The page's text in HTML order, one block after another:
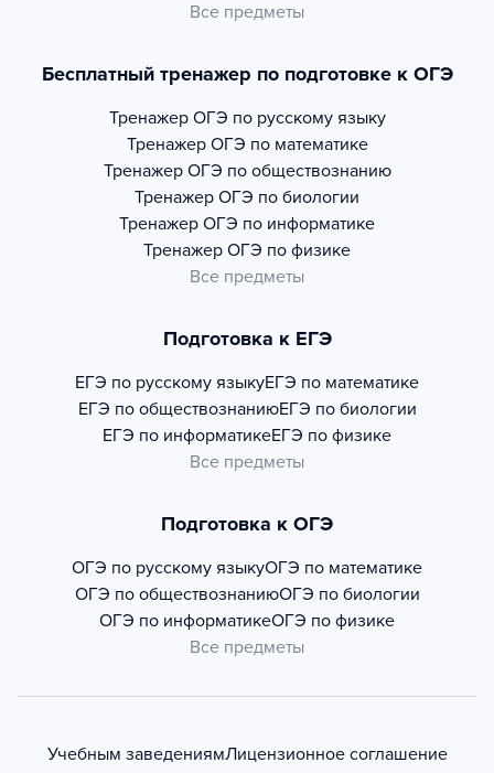
Все предметы
Бесплатный тренажер по подготовке к ОГЭ
Тренажер ОГЭ по русскому языку
Тренажер ОГЭ по математике
Тренажер ОГЭ по обществознанию
Тренажер ОГЭ по биологии
Тренажер ОГЭ по информатике
Тренажер ОГЭ по физике
Все предметы
Подготовка к ЕГЭ
ЕГЭ по русскому языкуЕГЭ по математике
ЕГЭ по обществознаниюЕГЭ по биологии
ЕГЭ по информатикеЕГЭ по физике
Все предметы
Подготовка к ОГЭ
ОГЭ по русскому языкуОГЭ по математике
ОГЭ по обществознаниюОГЭ по биологии
ОГЭ по информатикеОГЭ по физике
Все предметы
Учебным заведениямЛицензионное соглашение